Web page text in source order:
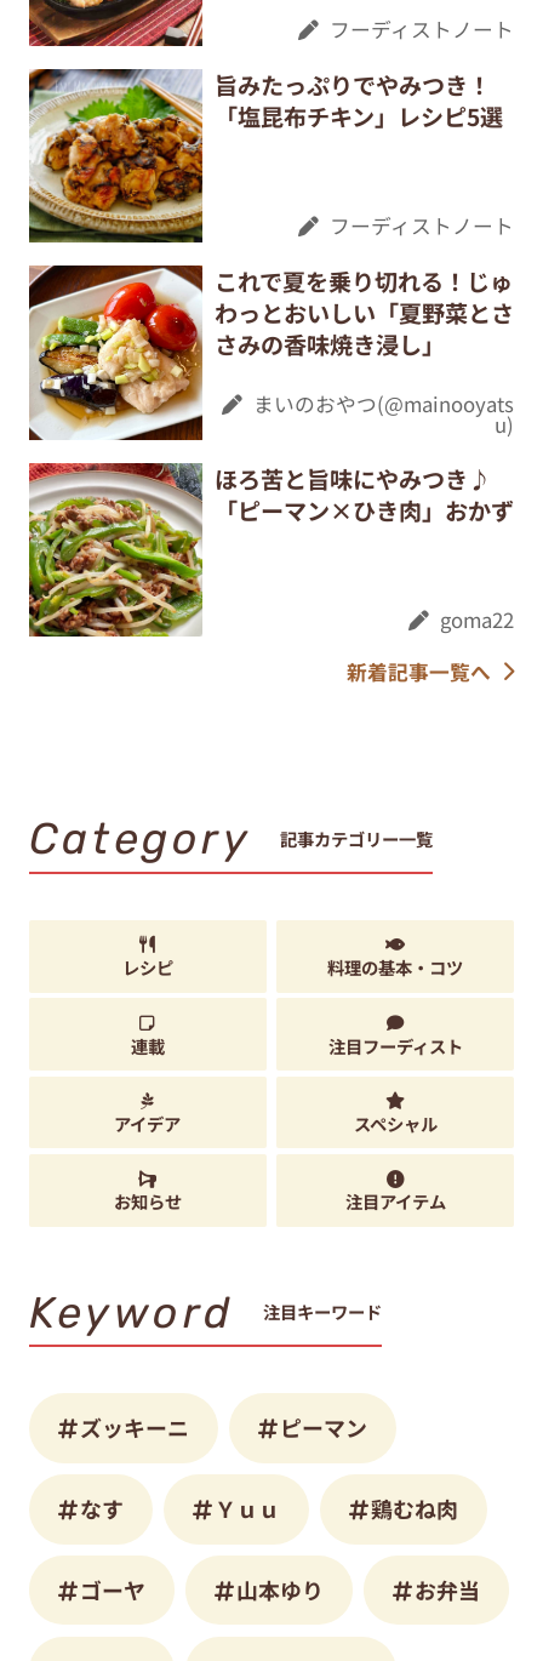
フーディストノート
旨みたっぷりでやみつき！
「塩昆布チキン」レシピ5選
フーディストノート
これで夏を乗り切れる！じゅ
わっとおいしい「夏野菜とさ
さみの香味焼き浸し」
まいのおやつ(@mainooyats
u)
ほろ苦と旨味にやみつき♪
「ピーマン×ひき肉」おかず
goma22
新着記事一覧へ
Category 記事カテゴリー一覧
レシピ 料理の基本・コツ
連載 注目フーディスト
アイデア スペシャル
お知らせ 注目アイテム
Keyword 注目キーワード
ズッキーニ ピーマン
なす Ｙｕｕ 鶏むね肉
ゴーヤ 山本ゆり お弁当